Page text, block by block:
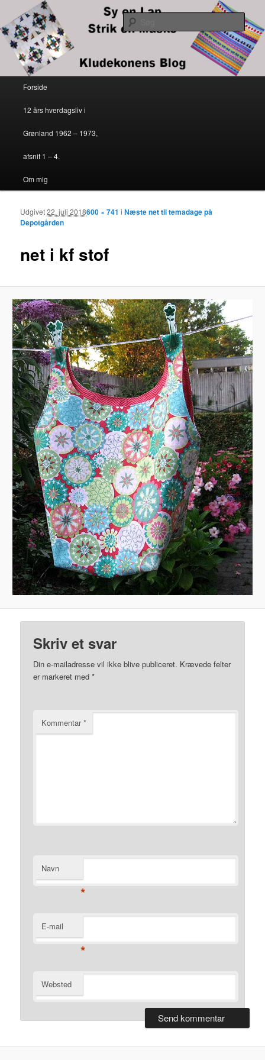
Sy en lap – strik en maske
Kludekonens blog
Søg
Fortsæt til primært indhold
Fortsæt til sekundært indhold
Forside
12 års hverdagsliv i
Grønland 1962 – 1973,
afsnit 1 – 4.
Om mig
net i kf stof
Udgivet22. juli 2018600 × 741 iNæste net til temadage på
Depotgården
Skriv et svar
Din e-mailadresse vil ikke blive publiceret. Krævede felter
er markeret med*
Kommentar*
Navn
*
E-mail
*
Websted